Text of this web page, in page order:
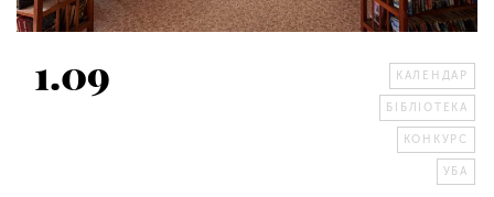
1.09 КАЛЕНДАР
БІБЛІОТЕКА
КОНКУРС
УБА